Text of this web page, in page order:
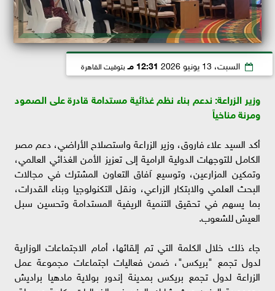
السبت، 13 يونيو 2026 12:31 مـ بتوقيت القاهرة
وزير الزراعة: ندعم بناء نظم غذائية مستدامة قادرة على الصمود
ومرنة مناخياً
أكد السيد علاء فاروق، وزير الزراعة واستصلاح الأراضي، دعم مصر
الكامل للتوجهات الدولية الرامية إلى تعزيز الأمن الغذائي العالمي،
وتمكين المزارعين، وتوسيع آفاق التعاون المشترك في مجالات
البحث العلمي والابتكار الزراعي، ونقل التكنولوجيا وبناء القدرات،
بما يسهم في تحقيق التنمية الريفية المستدامة وتحسين سبل
العيش للشعوب.
جاء ذلك خلال الكلمة التي تم إلقائها، أمام الاجتماعات الوزارية
لدول تجمع "بريكس"، ضمن فعاليات اجتماعات مجموعة عمل
الزراعة لدول تجمع بريكس بمدينة إندور بولاية مادهيا براديش